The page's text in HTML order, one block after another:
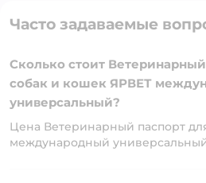
Часто задаваемые
Сколько стоит
собак и кошек ЯРВЕТ
универсальный?
Цена Ветеринарный паспорт
международный универсальный